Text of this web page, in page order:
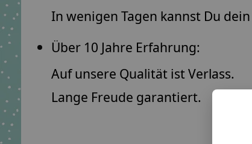
In wenigen Tagen kannst Du
Über 10 Jahre Erfahrung:
Auf unsere Qualität ist Verlass.
Lange Freude garantiert.